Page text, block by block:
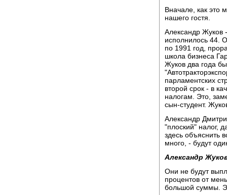
Вначале, как это
нашего гостя.
Александр Жуков
исполнилось 44.
по 1991 год,
школа бизнеса
Жуков два года
парламентских
второй срок - в
налогам. Это,
сын-студент.
Александр
"плоский" налог,
здесь объяснить
много, - будут
Александр
Они не будут
процентов от
большой суммы.